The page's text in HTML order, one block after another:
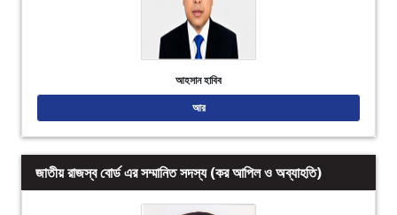
আহসান হাবিব
আর
জাতীয় রাজস্ব বোর্ড এর সম্মানিত সদস্য (কর আপিল ও অব্যাহতি)